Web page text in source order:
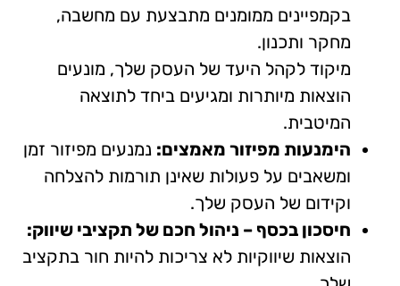
ממומנים מתבצעת עם מחשבה,
ותכנון.
לקהל היעד של העסק שלך, מונעים
מיותרות ומגיעים ביחד לתוצאה
מפיזור מאמצים: נמנעים מפיזור זמן
על פעולות שאינן תורמות להצלחה
של העסק שלך.
בכסף – ניהול חכם של תקציבי שיווק:
שיווקיות לא צריכות להיות חור בתקציב